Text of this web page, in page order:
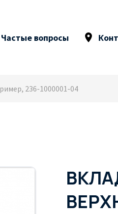
Частые вопросы